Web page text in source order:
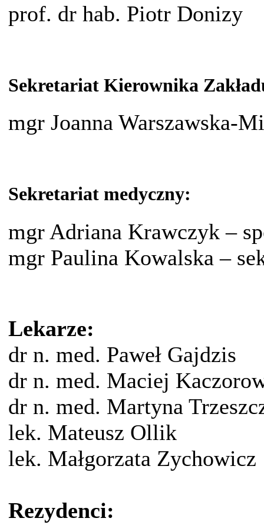
prof. dr hab. Piotr Donizy
Sekretariat Kierownika
mgr Joanna Warszawska-
Sekretariat medyczny:
mgr Adriana Krawczyk –
mgr Paulina Kowalska –
Lekarze:
dr n. med. Paweł Gajdzis
dr n. med. Maciej
dr n. med. Martyna
lek. Mateusz Ollik
lek. Małgorzata Zychowicz
Rezydenci: